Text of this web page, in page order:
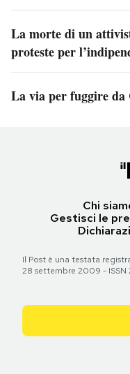
La morte di un
proteste per
La via per fuggire
Chi
Gestisci le
Il Post è una testata
28 settembre 2009 - ISSN